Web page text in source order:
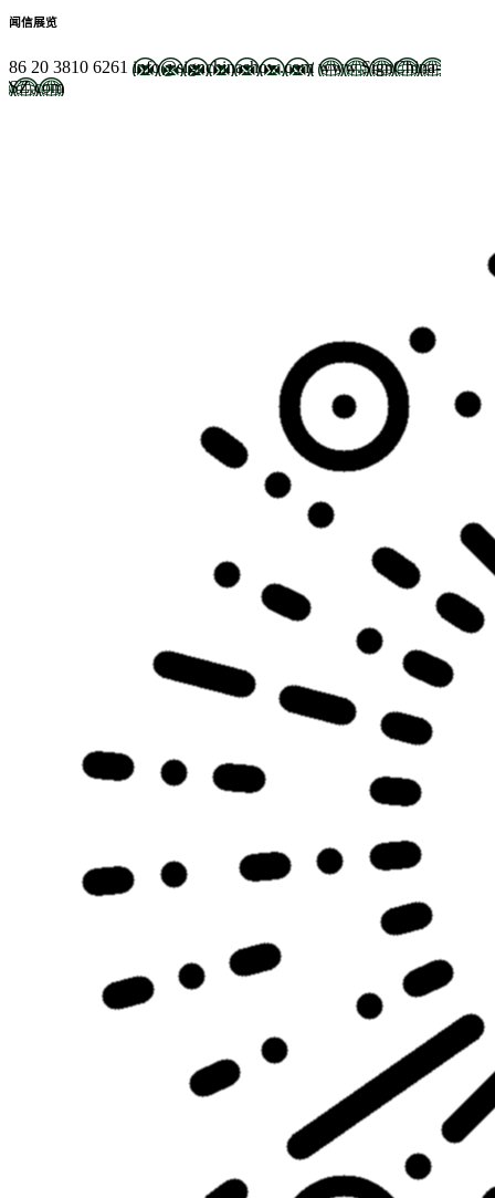
闻信展览
86 20 3810 6261 info@signchinashow.com www.SignChina-
SZ.com